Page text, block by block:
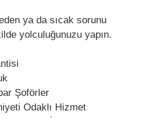
ya da sıcak sorunu
yolculuğunuzu yapın.
Şoförler
Odaklı Hizmet